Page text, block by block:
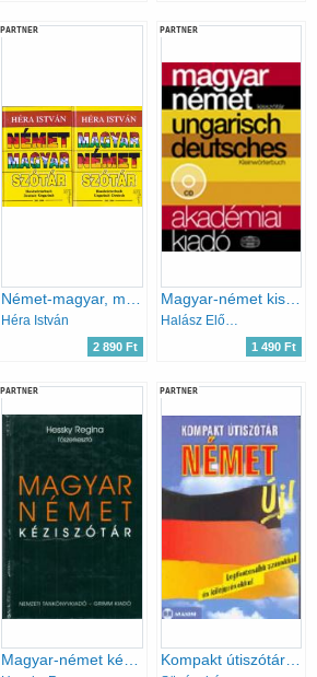
PARTNER
Német-magyar, magyar-német szótár
Héra István
2 890 Ft
PARTNER
Magyar-német kisszótár CD-vel
Halász Előd; Földes Csaba; Uzonyi Pál
1 490 Ft
PARTNER PARTNER
Kompakt útiszótár - Német